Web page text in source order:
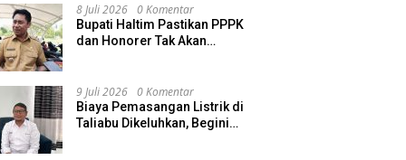
8 Juli 2026 0 Komentar
Bupati Haltim Pastikan PPPK
dan Honorer Tak Akan
9 Juli 2026 0 Komentar
Biaya Pemasangan Listrik di
Taliabu Dikeluhkan, Begini